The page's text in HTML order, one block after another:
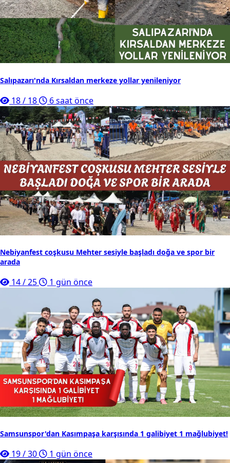
Salıpazarı'nda Kırsaldan merkeze yollar yenileniyor
18/ 18 6 saat önce
Nebiyanfest coşkusu Mehter sesiyle başladı doğa ve spor bir
arada
14/25 1 gün önce
Samsunspor'dan Kasımpaşa karşısında 1 galibiyet 1 mağlubiyet!
19/30 1 gün önce